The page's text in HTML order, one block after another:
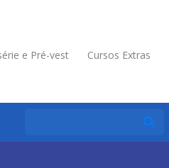
e Pré-vest Cursos Extras